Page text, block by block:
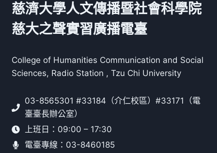
慈濟大學人文傳播暨社會科學院
慈大之聲實習廣播電臺
College of Humanities Communication and Social
Sciences, Radio Station , Tzu Chi University
03-8565301 #33184（介仁校區）#33171（電
臺臺長辦公室）
上班日：09:00 – 17:30
電臺專線：03-8460185